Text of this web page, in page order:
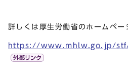
詳しくは厚生労働省のホームペー
https://www.mhlw.go.jp/